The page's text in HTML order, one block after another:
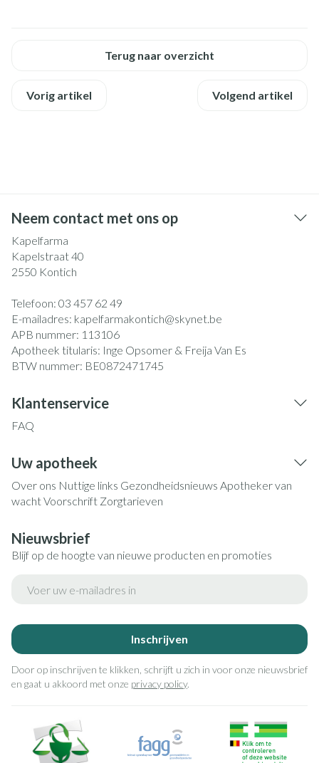
Terug naar overzicht
Vorig artikel Volgend artikel
Neem contact met ons op
Kapelfarma
Kapelstraat 40
2550 Kontich
Telefoon: 03 457 62 49
E-mailadres: kapelfarmakontich@skynet.be
APB nummer: 113106
Apotheek titularis: Inge Opsomer & Freija Van Es
BTW nummer: BE0872471745
Klantenservice
FAQ
Uw apotheek
Over ons Nuttige links Gezondheidsnieuws Apotheker van
wachtVoorschrift Zorgtarieven
Nieuwsbrief
Blijf op de hoogte van nieuwe producten en promoties
Inschrijven
Door op inschrijven te klikken, schrijft u zich in voor onze nieuwsbrief
en gaat u akkoord met onze privacy policy.